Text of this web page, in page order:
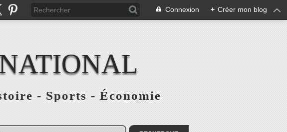
Connexion + Créer mon blog
- Sports - Économie